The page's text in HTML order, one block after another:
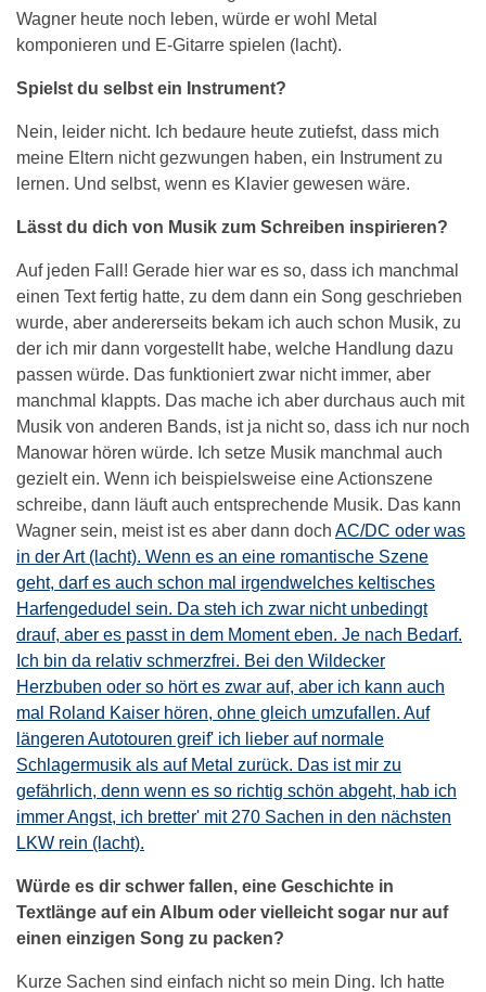
Wagner heute noch leben, würde er wohl Metal
komponieren und E-Gitarre spielen (lacht).
Spielst du selbst ein Instrument?
Nein, leider nicht. Ich bedaure heute zutiefst, dass mich
meine Eltern nicht gezwungen haben, ein Instrument zu
lernen. Und selbst, wenn es Klavier gewesen wäre.
Lässt du dich von Musik zum Schreiben inspirieren?
Auf jeden Fall! Gerade hier war es so, dass ich manchmal
einen Text fertig hatte, zu dem dann ein Song geschrieben
wurde, aber andererseits bekam ich auch schon Musik, zu
der ich mir dann vorgestellt habe, welche Handlung dazu
passen würde. Das funktioniert zwar nicht immer, aber
manchmal klappts. Das mache ich aber durchaus auch mit
Musik von anderen Bands, ist ja nicht so, dass ich nur noch
Manowar hören würde. Ich setze Musik manchmal auch
gezielt ein. Wenn ich beispielsweise eine Actionszene
schreibe, dann läuft auch entsprechende Musik. Das kann
Wagner sein, meist ist es aber dann doch AC/DC oder was
in der Art (lacht). Wenn es an eine romantische Szene
geht, darf es auch schon mal irgendwelches keltisches
Harfengedudel sein. Da steh ich zwar nicht unbedingt
drauf, aber es passt in dem Moment eben. Je nach Bedarf.
Ich bin da relativ schmerzfrei. Bei den Wildecker
Herzbuben oder so hört es zwar auf, aber ich kann auch
mal Roland Kaiser hören, ohne gleich umzufallen. Auf
längeren Autotouren greif' ich lieber auf normale
Schlagermusik als auf Metal zurück. Das ist mir zu
gefährlich, denn wenn es so richtig schön abgeht, hab ich
immer Angst, ich bretter' mit 270 Sachen in den nächsten
LKW rein (lacht).
Würde es dir schwer fallen, eine Geschichte in
Textlänge auf ein Album oder vielleicht sogar nur auf
einen einzigen Song zu packen?
Kurze Sachen sind einfach nicht so mein Ding. Ich hatte